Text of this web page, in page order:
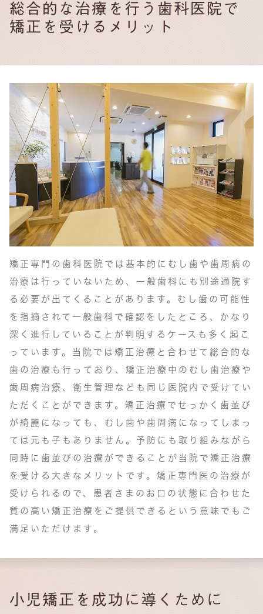
総合的な治療を行う歯科医院で
矯正を受けるメリット
矯正専門の歯科医院では基本的にむし歯や歯周病の
治療は行っていないため、一般歯科にも別途通院す
る必要が出てくることがあります。むし歯の可能性
を指摘されて一般歯科で確認をしたところ、かなり
深く進行していることが判明するケースも多く起こ
っています。当院では矯正治療と合わせて総合的な
歯の治療も行っており、矯正治療中のむし歯治療や
歯周病治療、衛生管理なども同じ医院内で受けてい
ただくことができます。矯正治療でせっかく歯並び
が綺麗になっても、むし歯や歯周病になってしまっ
ては元も子もありません。予防にも取り組みながら
同時に歯並びの治療ができることが当院で矯正治療
を受ける大きなメリットです。矯正専門医の治療が
受けられるので、患者さまのお口の状態に合わせた
質の高い矯正治療をご提供できるという意味でもご
満足いただけます。
小児矯正を成功に導くために